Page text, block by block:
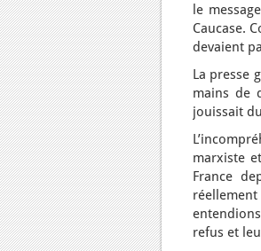
le
Caucase.
devaient
La presse
mains de
jouissait
marxiste
France
refus et